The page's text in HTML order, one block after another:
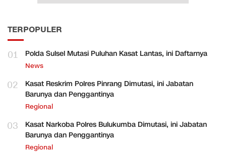
TERPOPULER
01 Polda Sulsel Mutasi Puluhan Kasat Lantas, ini Daftarnya
News
02
Kasat Reskrim Polres Pinrang Dimutasi, ini Jabatan
Barunya dan Penggantinya
Regional
03
Kasat Narkoba Polres Bulukumba Dimutasi, ini Jabatan
Barunya dan Penggantinya
Regional